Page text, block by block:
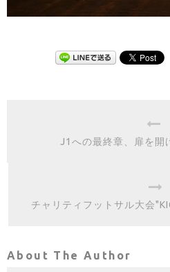
J1への最終章、扉を開
チャリティフットサル大会
About The Author